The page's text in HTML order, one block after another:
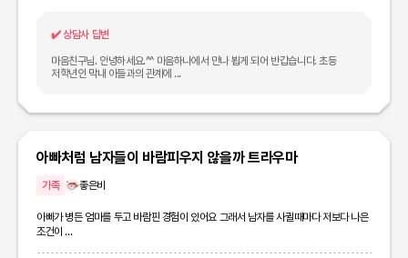
✔️상담사 답변
마음친구님. 안녕하세요.^^ 마음하나에서 만나 뵙게 되어 반갑습니다. 초등
저학년인 막내 아들과의 관계에 ...
아빠처럼 남자들이 바람피우지 않을까 트라우마
가족 좋은비
아빠가 병든 엄마를 두고 바람핀 경험이 있어요 그래서 남자를 사귈때마다 저보다 나은
조건이 ...